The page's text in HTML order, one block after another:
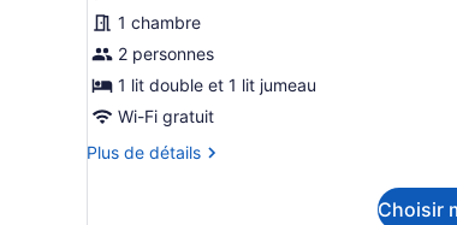
type
de
chambre :
Chalet
rustique,
Plusieurs
1 chambre
2 personnes
1 lit double et 1 lit jumeau
Wi-Fi gratuit
Plus de détails
Plus
Choisir